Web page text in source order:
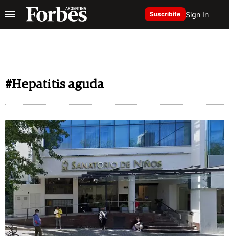
Suscribite Sign In
#Hepatitis aguda